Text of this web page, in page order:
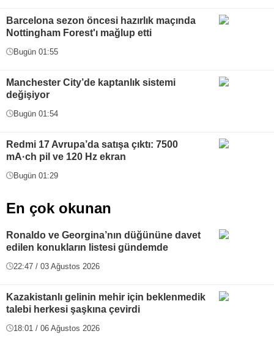
Barcelona sezon öncesi hazırlık maçında
Nottingham Forest'ı mağlup etti
Bugün 01:55
Manchester City’de kaptanlık sistemi
değişiyor
Bugün 01:54
Redmi 17 Avrupa’da satışa çıktı: 7500
mA·ch pil ve 120 Hz ekran
Bugün 01:29
En çok okunan
Ronaldo ve Georgina’nın düğününe davet
edilen konukların listesi gündemde
22:47 / 03 Ağustos 2026
Kazakistanlı gelinin mehir için beklenmedik
talebi herkesi şaşkına çevirdi
18:01 / 06 Ağustos 2026